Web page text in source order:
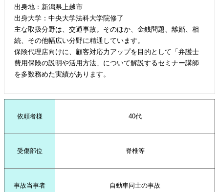
出身地：新潟県上越市
出身大学：中央大学法科大学院修了
主な取扱分野は、交通事故。そのほか、金銭問題、離婚、相
続、その他幅広い分野に精通しています。
保険代理店向けに、顧客対応力アップを目的として「弁護士
費用保険の説明や活用方法」について解説するセミナー講師
を多数務めた実績があります。
依頼者様 40代
受傷部位 脊椎等
事故当事者 自動車同士の事故